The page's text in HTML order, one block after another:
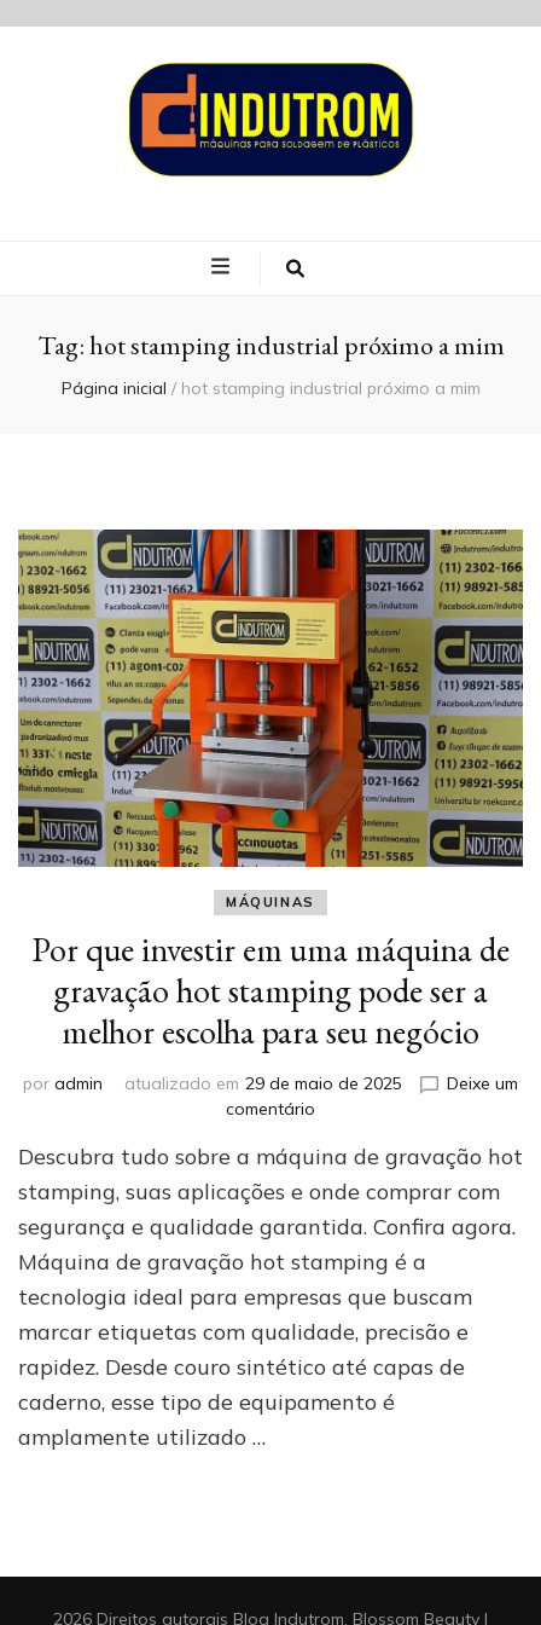
Blog Indutrom
Tag:hot stamping industrial próximo a mim
Página inicial / hot stamping industrial próximo a mim
MÁQUINAS
Por que investir em uma máquina de
gravação hot stamping pode ser a
melhor escolha para seu negócio
por admin atualizado em 29 de maio de 2025
Deixe um
comentário
que
investir
uma
máquina
gravação
hot
stamping
ser
Descubra tudo sobre a máquina de gravação hot
stamping, suas aplicações e onde comprar com
segurança e qualidade garantida. Confira agora.
Máquina de gravação hot stamping é a
tecnologia ideal para empresas que buscam
marcar etiquetas com qualidade, precisão e
rapidez. Desde couro sintético até capas de
caderno, esse tipo de equipamento é
amplamente utilizado …
2026 Direitos autorais Blog Indutrom. Blossom Beauty |